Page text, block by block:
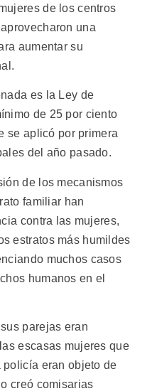
de los centros
una
aumentar su
es la Ley de
de 25 por ciento
se aplicó por primera
del año pasado.
de los mecanismos
familiar han
contra las mujeres,
estratos más humildes
muchos casos
humanos en el
parejas eran
escasas mujeres que
eran objeto de
creó comisarias